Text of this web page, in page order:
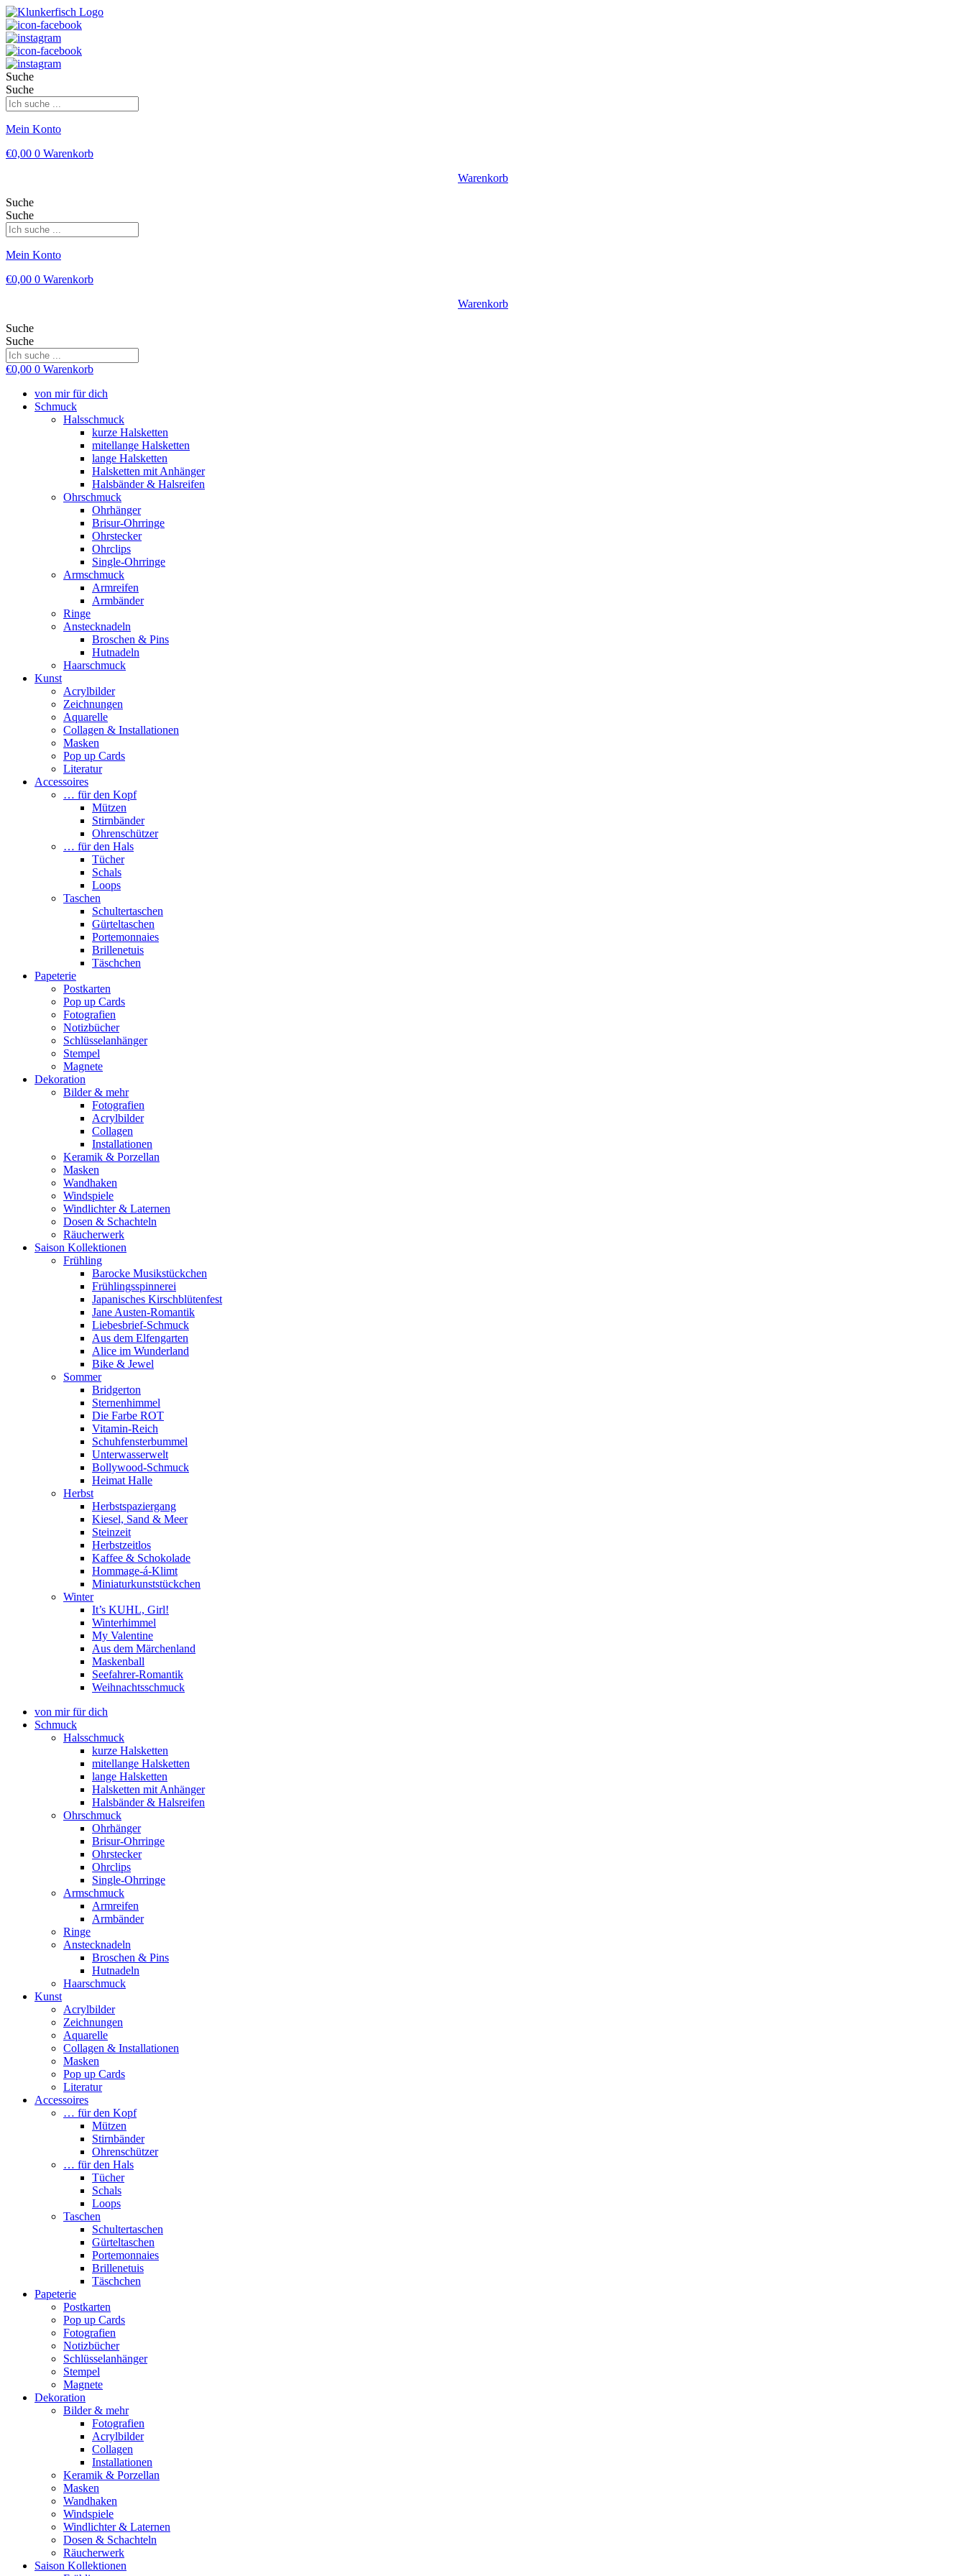
Suche
Suche
Mein Konto
€0,00 0 Warenkorb
Warenkorb
Suche
Suche
Mein Konto
€0,00 0 Warenkorb
Warenkorb
Suche
Suche
€0,00 0 Warenkorb
von mir für dich
Schmuck
Halsschmuck
kurze Halsketten
mitellange Halsketten
lange Halsketten
Halsketten mit Anhänger
Halsbänder & Halsreifen
Ohrschmuck
Ohrhänger
Brisur-Ohrringe
Ohrstecker
Ohrclips
Single-Ohrringe
Armschmuck
Armreifen
Armbänder
Ringe
Anstecknadeln
Broschen & Pins
Hutnadeln
Haarschmuck
Kunst
Acrylbilder
Zeichnungen
Aquarelle
Collagen & Installationen
Masken
Pop up Cards
Literatur
Accessoires
… für den Kopf
Mützen
Stirnbänder
Ohrenschützer
… für den Hals
Tücher
Schals
Loops
Taschen
Schultertaschen
Gürteltaschen
Portemonnaies
Brillenetuis
Täschchen
Papeterie
Postkarten
Pop up Cards
Fotografien
Notizbücher
Schlüsselanhänger
Stempel
Magnete
Dekoration
Bilder & mehr
Fotografien
Acrylbilder
Collagen
Installationen
Keramik & Porzellan
Masken
Wandhaken
Windspiele
Windlichter & Laternen
Dosen & Schachteln
Räucherwerk
Saison Kollektionen
Frühling
Barocke Musikstückchen
Frühlingsspinnerei
Japanisches Kirschblütenfest
Jane Austen-Romantik
Liebesbrief-Schmuck
Aus dem Elfengarten
Alice im Wunderland
Bike & Jewel
Sommer
Bridgerton
Sternenhimmel
Die Farbe ROT
Vitamin-Reich
Schuhfensterbummel
Unterwasserwelt
Bollywood-Schmuck
Heimat Halle
Herbst
Herbstspaziergang
Kiesel, Sand & Meer
Steinzeit
Herbstzeitlos
Kaffee & Schokolade
Hommage-á-Klimt
Miniaturkunststückchen
Winter
It’s KUHL, Girl!
Winterhimmel
My Valentine
Aus dem Märchenland
Maskenball
Seefahrer-Romantik
Weihnachtsschmuck
von mir für dich
Schmuck
Halsschmuck
kurze Halsketten
mitellange Halsketten
lange Halsketten
Halsketten mit Anhänger
Halsbänder & Halsreifen
Ohrschmuck
Ohrhänger
Brisur-Ohrringe
Ohrstecker
Ohrclips
Single-Ohrringe
Armschmuck
Armreifen
Armbänder
Ringe
Anstecknadeln
Broschen & Pins
Hutnadeln
Haarschmuck
Kunst
Acrylbilder
Zeichnungen
Aquarelle
Collagen & Installationen
Masken
Pop up Cards
Literatur
Accessoires
… für den Kopf
Mützen
Stirnbänder
Ohrenschützer
… für den Hals
Tücher
Schals
Loops
Taschen
Schultertaschen
Gürteltaschen
Portemonnaies
Brillenetuis
Täschchen
Papeterie
Postkarten
Pop up Cards
Fotografien
Notizbücher
Schlüsselanhänger
Stempel
Magnete
Dekoration
Bilder & mehr
Fotografien
Acrylbilder
Collagen
Installationen
Keramik & Porzellan
Masken
Wandhaken
Windspiele
Windlichter & Laternen
Dosen & Schachteln
Räucherwerk
Saison Kollektionen